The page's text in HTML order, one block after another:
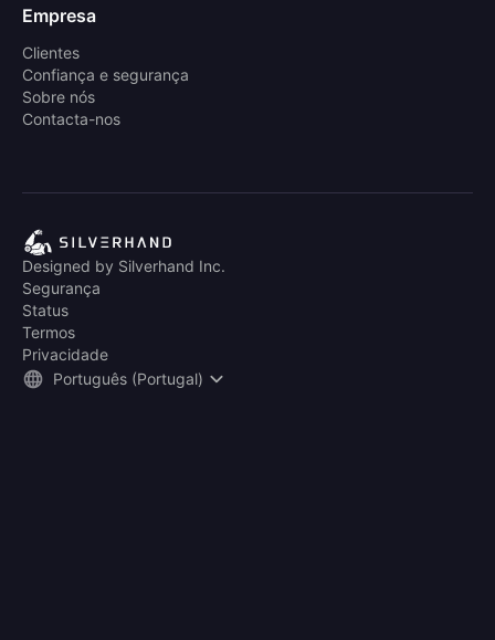
Empresa
Clientes
Confiança e segurança
Sobre nós
Contacta-nos
Designed by Silverhand Inc.
Segurança
Status
Termos
Privacidade
Português (Portugal)